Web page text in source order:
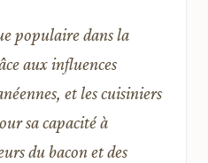
populaire dans la
aux influences
et les cuisiniers
sa capacité à
du bacon et des